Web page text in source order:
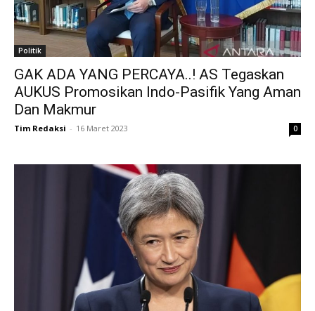
Politik
GAK ADA YANG PERCAYA..! AS Tegaskan
AUKUS Promosikan Indo-Pasifik Yang Aman
Dan Makmur
Tim Redaksi - 16 Maret 2023 0